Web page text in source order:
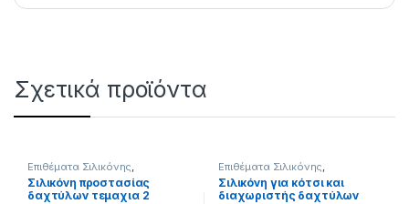
Σχετικά προϊόντα
Επιθέματα Σιλικόνης
ΣΙΛΙΚΟΝΕΣ - ΕΠΙΘΕΜΑΤΑ
Σιλικόνη προστασίας
δαχτύλων τεμαχια 2
Επιθέματα Σιλικόνης
ΣΙΛΙΚΟΝΕΣ - ΕΠΙΘΕΜΑΤΑ
Σιλικόνη για κότσι και
διαχωριστής δαχτύλων